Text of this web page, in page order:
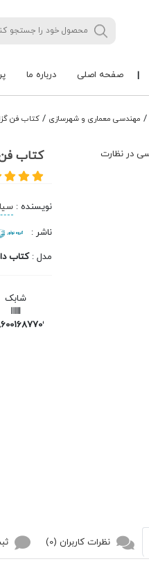
| صفحه اصلی درباره ما
/ مهندسی معماری و شهرسازی / کتاب فن
کتاب
نویسنده :
ناشر :
مدل :کتاب
شابک
نظرات کاربران (0)